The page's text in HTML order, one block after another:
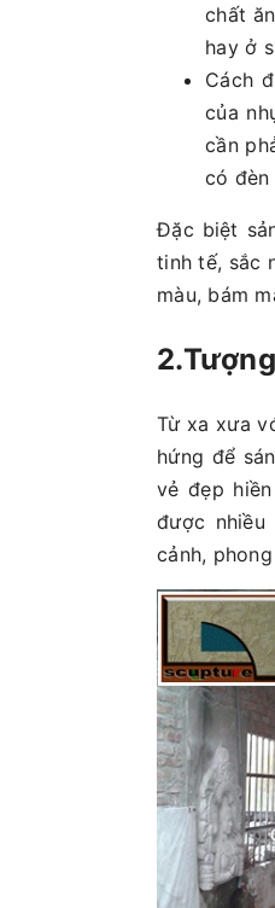
chất
hay ở
Cách
của
cần
có đèn
Đặc biệt
tinh tế, sắc
màu, bám
Từ xa xưa
hứng để
vẻ đẹp
được
cảnh,